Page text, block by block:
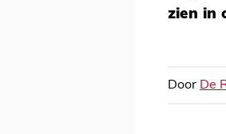
zien in
Door De